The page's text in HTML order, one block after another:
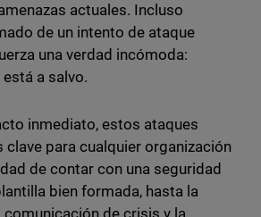
actuales. Incluso
de un intento de ataque
una verdad incómoda:
a salvo.
inmediato, estos ataques
clave para cualquier organización
de contar con una seguridad
bien formada, hasta la